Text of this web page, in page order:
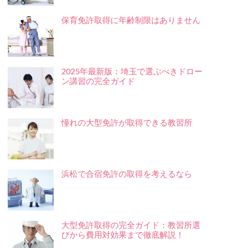
保育免許取得に年齢制限はありません
2025年最新版：埼玉で選ぶべきドロー
ン講習の完全ガイド
憧れの大型免許が取得できる教習所
浜松で合宿免許の取得を考えるなら
大型免許取得の完全ガイド：教習所選
びから費用対効果まで徹底解説！